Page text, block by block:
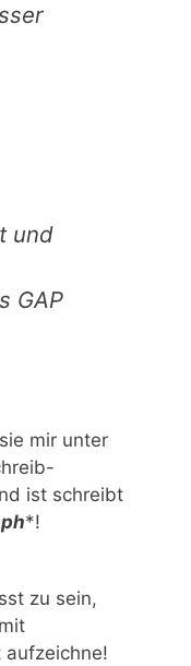
und
GAP
mir unter
ist schreibt
ph*!
zu sein,
aufzeichne!